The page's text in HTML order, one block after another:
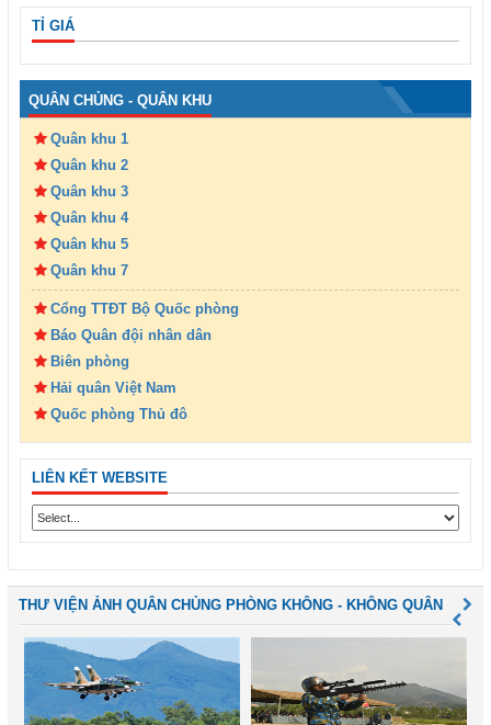
TỈ GIÁ
QUÂN CHỦNG - QUÂN KHU
Quân khu 1
Quân khu 2
Quân khu 3
Quân khu 4
Quân khu 5
Quân khu 7
Cổng TTĐT Bộ Quốc phòng
Báo Quân đội nhân dân
Biên phòng
Hải quân Việt Nam
Quốc phòng Thủ đô
LIÊN KẾT WEBSITE
THƯ VIỆN ẢNH QUÂN CHỦNG PHÒNG KHÔNG - KHÔNG QUÂN